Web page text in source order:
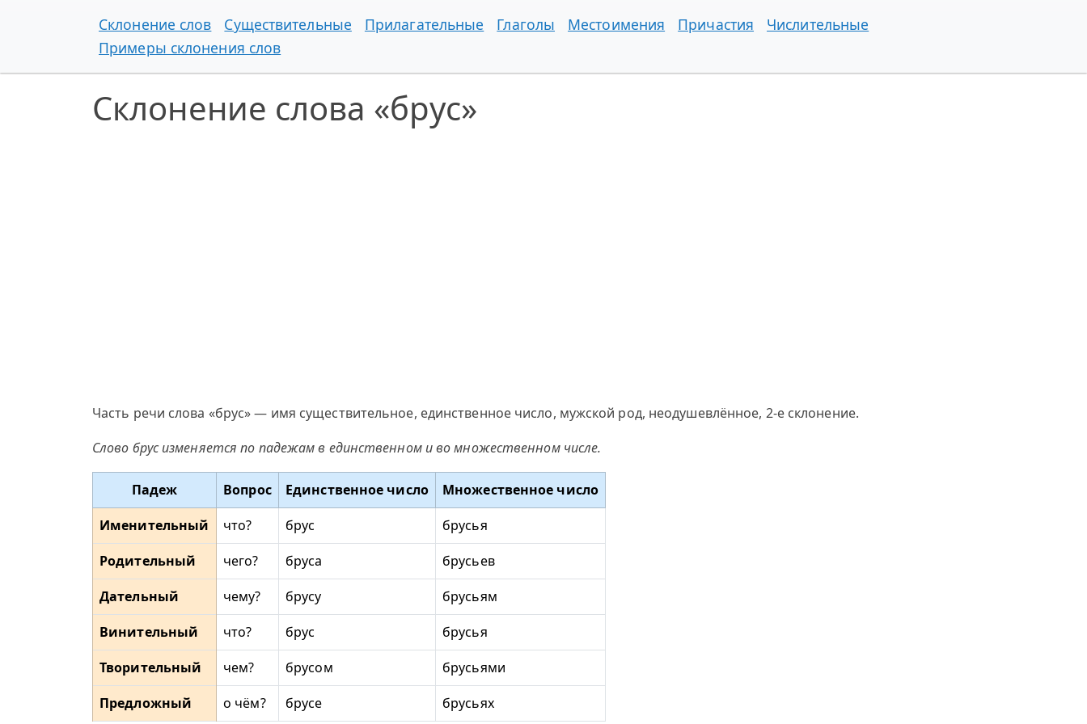
Склонение слов Существительные Прилагательные Глаголы Местоимения Причастия
Числительные
Примеры склонения слов
Склонение слова «брус»
Часть речи слова «брус» — имя существительное, единственное число, мужской род, неодушевлённое, 2-е склонение.
Слово брус изменяется по падежам в единственном и во множественном числе.
Падеж Вопрос Единственное число
Множественное число
Именительный
что? брус
брусья
Родительный
чего? бруса
брусьев
Дательный
чему? брусу
брусьям
Винительный
что? брус
брусья
Творительный
чем? брусом
брусьями
Предложный
о чём? брусе брусьях